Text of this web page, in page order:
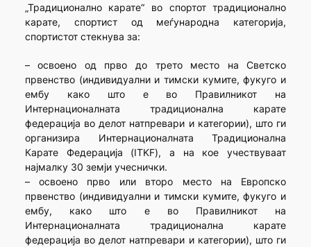
„Традиционално карате“ во спортот традиционално
карате, спортист од меѓународна категорија,
спортистот стекнува за:
– освоено од прво до трето место на Светско
првенство (индивидуални и тимски кумите, фукуго и
ембу како што е во Правилникот на
Интернационалната традиционална карате
федерација во делот натпревари и категории), што ги
организира Интернационалната Традиционална
Карате Федерација (ITKF), а на кое учествуваат
најмалку 30 земји учеснички.
– освоено прво или второ место на Европско
првенство (индивидуални и тимски кумите, фукуго и
ембу, како што е во Правилникот на
Интернационалната традиционална карате
федерација во делот натпревари и категории), што ги